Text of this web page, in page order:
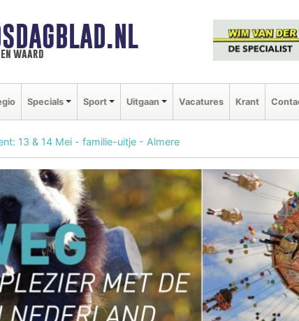
waard
Specials Sport Uitgaan Vacatures Krant
13 & 14 Mei - familie-uitje - Almere